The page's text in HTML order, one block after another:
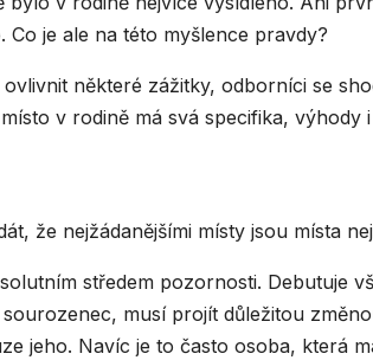
je ale na této myšlence pravdy?
některé zážitky, odborníci se
v rodině má svá specifika, výhody
že nejžádanějšími místy jsou místa
středem pozornosti. Debutuje
musí projít důležitou
jeho. Navíc je to často osoba, která